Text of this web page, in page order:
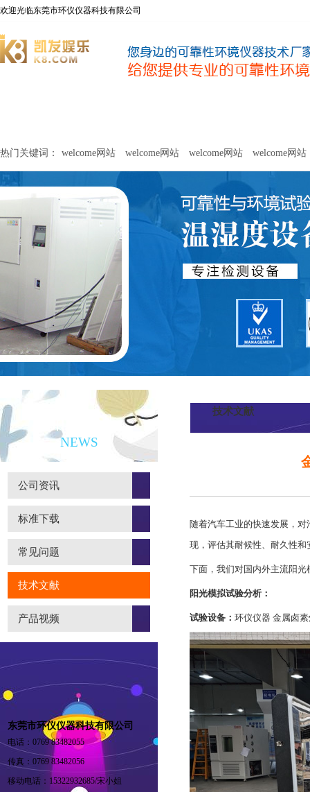
欢迎光临东莞市环仪仪器科技有限公司
关于环仪 联系环仪
热门关键词： welcome网站 welcome网站 welcome网站 welcome网站
网站 welcome网站
新闻资讯
NEWS
公司资讯
标准下载
常见问题
技术文献
产品视频
东莞市环仪仪器科技有限公司
电话：0769 83482055
传真：0769 83482056
移动电话：15322932685/宋小姐
技术文献
随着汽车工业的快速发展，
现，评估其耐候性、耐久性
下面，我们对国内外主流阳
阳光模拟试验分析：
试验设备：环仪仪器 金属卤